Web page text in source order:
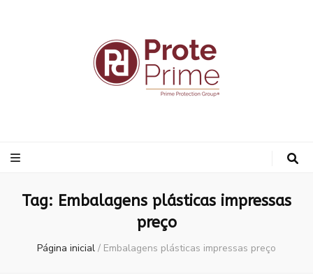
Tag: Embalagens plásticas impressas
preço
Página inicial / Embalagens plásticas impressas preço